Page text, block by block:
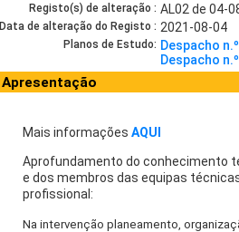
Registo(s) de alteração : AL02 de 04-
Data de alteração do Registo : 2021-08-04
Planos de Estudo: Despacho
Despacho
Apresentação
Mais informaçõesAQUI
Aprofundamento do conhecimento
e dos membros das equipas
profissional:
Na intervenção planeamento,